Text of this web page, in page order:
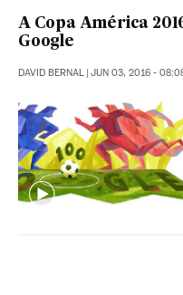
A Copa América
Google
DAVID BERNAL | JUN 03, 2016 -